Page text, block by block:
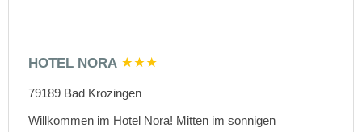
HOTEL NORA
79189 Bad Krozingen
Willkommen im Hotel Nora! Mitten im sonnigen